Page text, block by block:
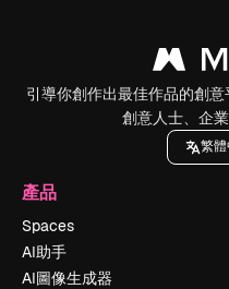
引導你創作出最佳作品的創
創意人士、企
繁體
產品
Spaces
AI助手
AI圖像生成器